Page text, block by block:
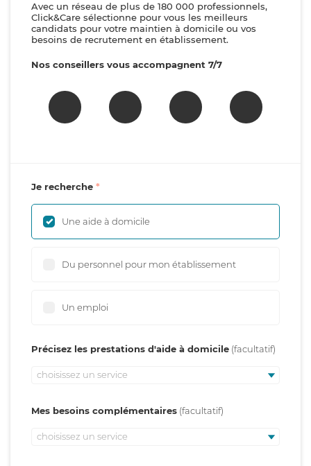
Avec un réseau de plus de 180 000 professionnels,
Click&Care sélectionne pour vous les meilleurs
candidats pour votre maintien à domicile ou vos
besoins de recrutement en établissement.
Nos conseillers vous accompagnent 7/7
Je recherche
Une aide à domicile
Du personnel pour mon établissement
Un emploi
Précisez les prestations d'aide à domicile
choisissez un service
Mes besoins complémentaires
choisissez un service